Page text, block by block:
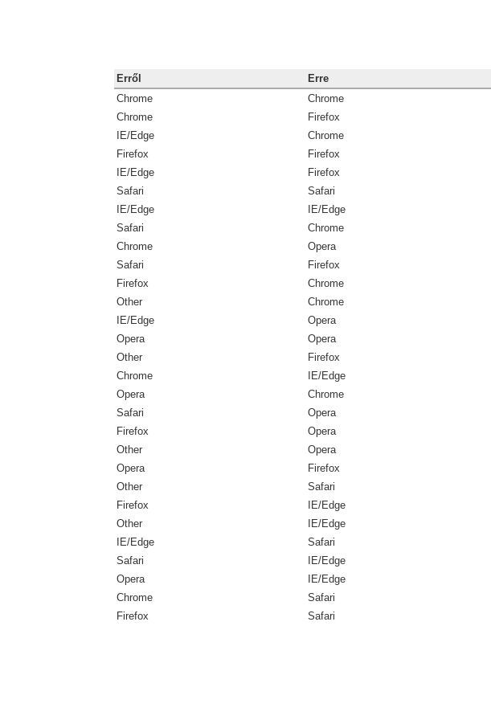
Erről
Erre
Chrome
Chrome
Chrome
Firefox
IE/Edge
Chrome
Firefox
Firefox
IE/Edge
Firefox
Safari
Safari
IE/Edge
IE/Edge
Safari
Chrome
Chrome
Opera
Safari
Firefox
Firefox
Chrome
Other
Chrome
IE/Edge
Opera
Opera
Opera
Other
Firefox
Chrome
IE/Edge
Opera
Chrome
Safari
Opera
Firefox
Opera
Other
Opera
Opera
Firefox
Other
Safari
Firefox
IE/Edge
Other
IE/Edge
IE/Edge
Safari
Safari
IE/Edge
Opera
IE/Edge
Chrome
Safari
Firefox
Safari